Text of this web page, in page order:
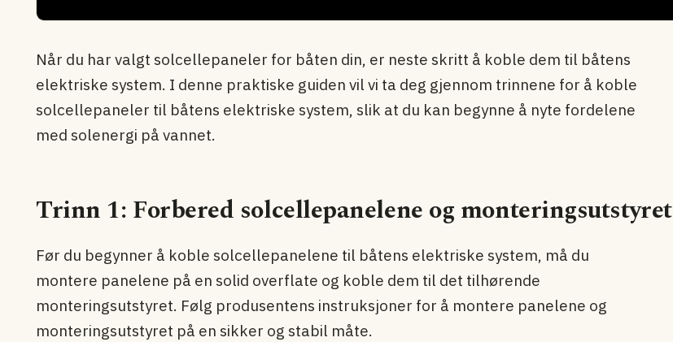
Når du har valgt solcellepaneler for båten din, er neste skritt å koble dem til båtens
elektriske system. I denne praktiske guiden vil vi ta deg gjennom trinnene for å koble
solcellepaneler til båtens elektriske system, slik at du kan begynne å nyte fordelene
med solenergi på vannet.
Trinn 1: Forbered solcellepanelene og monteringsutstyret
Før du begynner å koble solcellepanelene til båtens elektriske system, må du
montere panelene på en solid overflate og koble dem til det tilhørende
monteringsutstyret. Følg produsentens instruksjoner for å montere panelene og
monteringsutstyret på en sikker og stabil måte.